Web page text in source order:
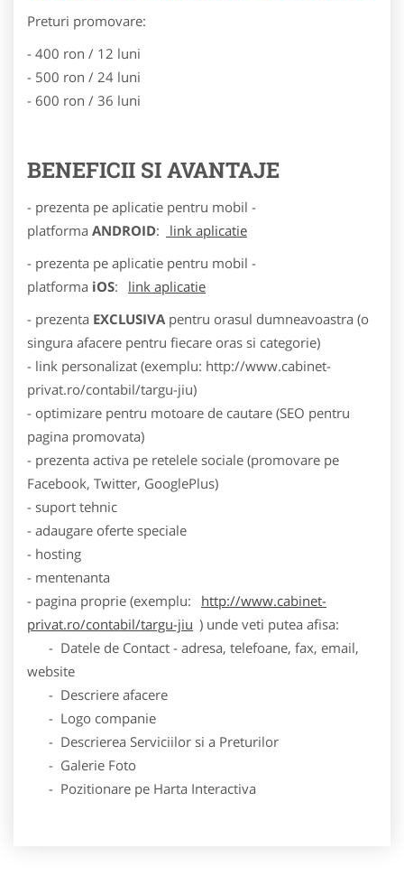
Preturi promovare:
- 400 ron / 12 luni
- 500 ron / 24 luni
- 600 ron / 36 luni
BENEFICII SI AVANTAJE
- prezenta pe aplicatie pentru mobil -
platforma ANDROID:
link aplicatie
- prezenta pe aplicatie pentru mobil -
platforma iOS:
link aplicatie
- prezenta EXCLUSIVA pentru orasul dumneavoastra (o
singura afacere pentru fiecare oras si categorie)
- link personalizat (exemplu: http://www.cabinet-
privat.ro/contabil/targu-jiu)
- optimizare pentru motoare de cautare (SEO pentru
pagina promovata)
- prezenta activa pe retelele sociale (promovare pe
Facebook, Twitter, GooglePlus)
- suport tehnic
- adaugare oferte speciale
- hosting
- mentenanta
- pagina proprie (exemplu:
http://www.cabinet-
privat.ro/contabil/targu-jiu ) unde veti putea afisa:
- Datele de Contact - adresa, telefoane, fax, email,
website
- Descriere afacere
- Logo companie
- Descrierea Serviciilor si a Preturilor
- Galerie Foto
- Pozitionare pe Harta Interactiva